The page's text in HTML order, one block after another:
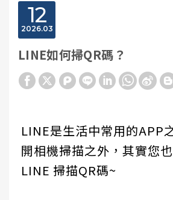
12
03
2026
LINE如何掃QR碼？
LINE是生活中常用的APP
開相機掃描之外，其實您
LINE 掃描QR碼~